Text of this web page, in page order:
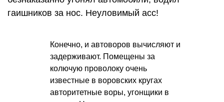
гаишников за нос. Неуловимый асс!
Конечно, и автоворов вычисляют и
задерживают. Помещены за
колючую проволоку очень
известные в воровских кругах
авторитетные воры, угонщики в